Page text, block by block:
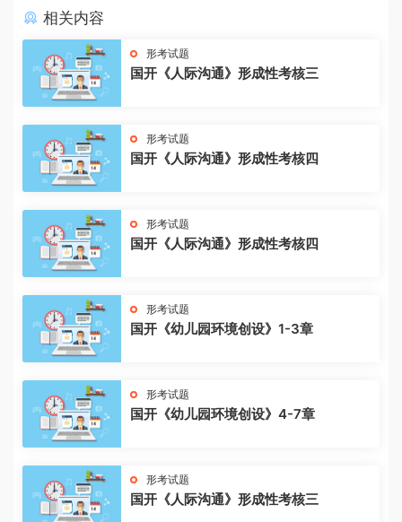
相关内容
形考试题
国开《人际沟通》形成性考核三
形考试题
国开《人际沟通》形成性考核四
形考试题
国开《人际沟通》形成性考核四
形考试题
国开《幼儿园环境创设》1-3章
形考试题
国开《幼儿园环境创设》4-7章
形考试题
国开《人际沟通》形成性考核三